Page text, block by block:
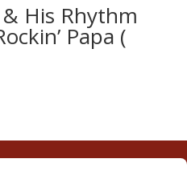
His Rhythm
Papa (